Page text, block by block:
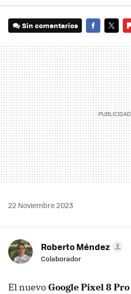
Sin comentarios
22 Noviembre 2023
Roberto Méndez
Colaborador
El nuevo Google Pixel 8 Pro